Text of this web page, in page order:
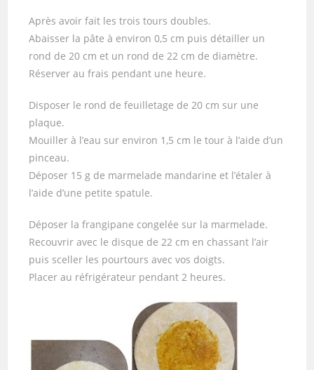
Après avoir fait les trois tours doubles.
Abaisser la pâte à environ 0,5 cm puis détailler un
rond de 20 cm et un rond de 22 cm de diamètre.
Réserver au frais pendant une heure.
Disposer le rond de feuilletage de 20 cm sur une
plaque.
Mouiller à l’eau sur environ 1,5 cm le tour à l’aide d’un
pinceau.
Déposer 15 g de marmelade mandarine et l’étaler à
l’aide d’une petite spatule.
Déposer la frangipane congelée sur la marmelade.
Recouvrir avec le disque de 22 cm en chassant l’air
puis sceller les pourtours avec vos doigts.
Placer au réfrigérateur pendant 2 heures.